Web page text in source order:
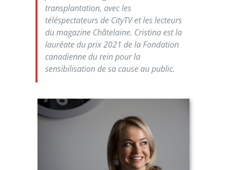
transplantation, avec les
téléspectateurs de CityTV et les lecteurs
du magazine Châtelaine. Cristina est la
lauréate du prix 2021 de la Fondation
canadienne du rein pour la
sensibilisation de sa cause au public.